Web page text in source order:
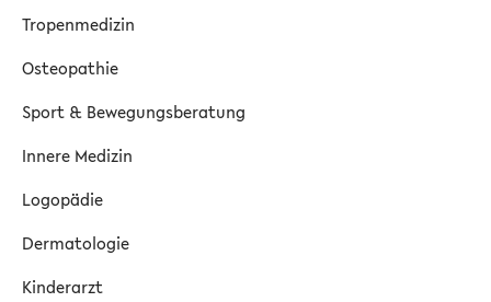
Tropenmedizin
Osteopathie
Sport & Bewegungsberatung
Innere Medizin
Logopädie
Dermatologie
Kinderarzt